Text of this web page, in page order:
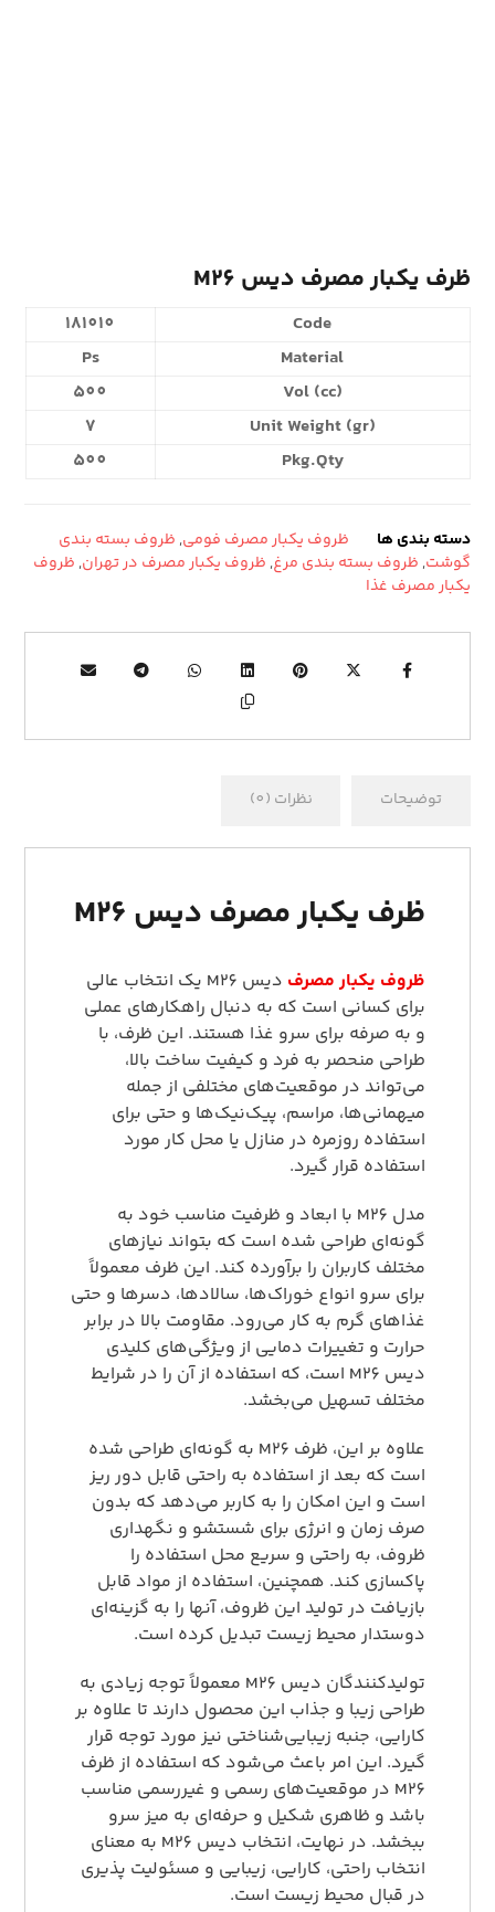
ظرف یکبار مصرف دیس M26
Code
181010
Material
Ps
Vol (cc)
500
Unit Weight (gr)
7
Pkg.Qty
500
دسته بندی ها ظروف یکبار مصرف فومی, ظروف بسته بندی
گوشت, ظروف بسته بندی مرغ, ظروف یکبار مصرف در تهران, ظروف
یکبار مصرف غذا
توضیحات نظرات (0)
ظرف یکبار مصرف دیس M26
ظروف یکبار مصرف
دیس M26 یک انتخاب عالی
برای کسانی است که به دنبال راهکارهای عملی
و به صرفه برای سرو غذا هستند. این ظرف، با
طراحی منحصر به فرد و کیفیت ساخت بالا،
می‌تواند در موقعیت‌های مختلفی از جمله
میهمانی‌ها، مراسم، پیک‌نیک‌ها و حتی برای
استفاده روزمره در منازل یا محل کار مورد
استفاده قرار گیرد.
مدل M26 با ابعاد و ظرفیت مناسب خود به
گونه‌ای طراحی شده است که بتواند نیازهای
مختلف کاربران را برآورده کند. این ظرف معمولاً
برای سرو انواع خوراک‌ها، سالادها، دسرها و حتی
غذاهای گرم به کار می‌رود. مقاومت بالا در برابر
حرارت و تغییرات دمایی از ویژگی‌های کلیدی
دیس M26 است، که استفاده از آن را در شرایط
مختلف تسهیل می‌بخشد.
علاوه بر این، ظرف M26 به گونه‌ای طراحی شده
است که بعد از استفاده به راحتی قابل دور ریز
است و این امکان را به کاربر می‌دهد که بدون
صرف زمان و انرژی برای شستشو و نگهداری
ظروف، به راحتی و سریع محل استفاده را
پاکسازی کند. همچنین، استفاده از مواد قابل
بازیافت در تولید این ظروف، آنها را به گزینه‌ای
دوستدار محیط زیست تبدیل کرده است.
تولیدکنندگان دیس M26 معمولاً توجه زیادی به
طراحی زیبا و جذاب این محصول دارند تا علاوه بر
کارایی، جنبه زیبایی‌شناختی نیز مورد توجه قرار
گیرد. این امر باعث می‌شود که استفاده از ظرف
M26 در موقعیت‌های رسمی و غیررسمی مناسب
باشد و ظاهری شکیل و حرفه‌ای به میز سرو
ببخشد. در نهایت، انتخاب دیس M26 به معنای
انتخاب راحتی، کارایی، زیبایی و مسئولیت پذیری
در قبال محیط زیست است.